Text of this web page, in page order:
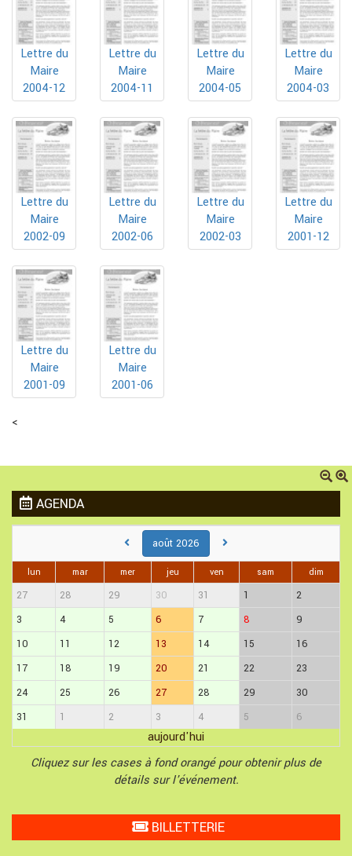
Lettre du
Maire
2004-12
Lettre du
Maire
2004-11
Lettre du
Maire
2004-05
Lettre du
Maire
2004-03
Lettre du
Maire
2002-09
Lettre du
Maire
2002-06
Lettre du
Maire
2002-03
Lettre du
Maire
2001-12
Lettre du
Maire
2001-09
Lettre du
Maire
2001-06
<
AGENDA
août 2026
lun mar mer jeu ven sam dim
27 28 29 30 31 1
2
3
4 5 6 7 8
9
10
11 12 13 14 15
16
17
18 19 20 21 22
23
24
25 26 27 28 29
30
31
1 2 3 4 5 6
aujourd'hui
Cliquez sur les cases à fond orangé pour obtenir plus de
détails sur l'événement.
BILLETTERIE